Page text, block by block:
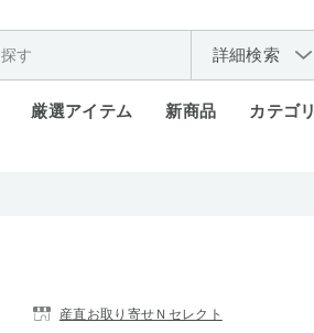
詳細検索
厳選アイテム 新商品 カテゴリ
産直お取り寄せＮセレクト